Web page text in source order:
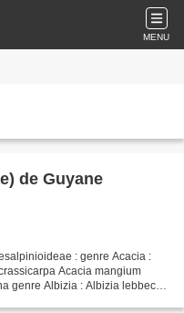
MENU
de Guyane
: genre Acacia :
Acacia mangium
genre Albizia : Albizia lebbeck